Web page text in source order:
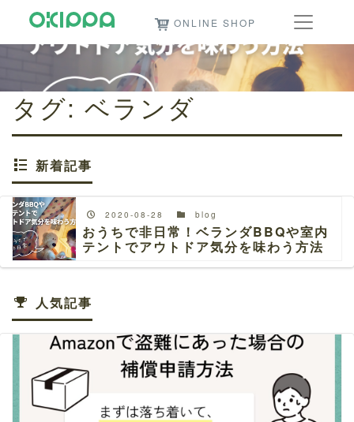
ONLINE SHOP
タグ: ベランダ
新着記事
2020-08-28 blog
おうちで非日常！ベランダBBQや室内
テントでアウトドア気分を味わう方法
人気記事